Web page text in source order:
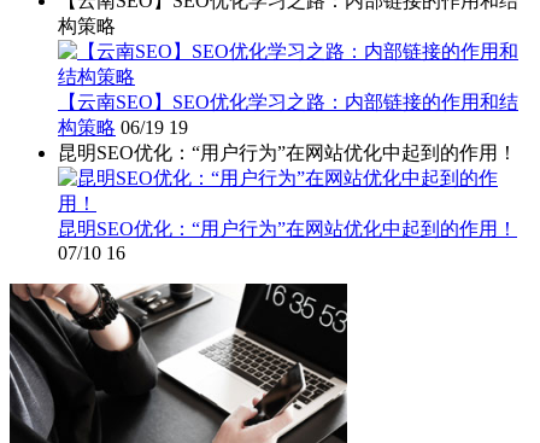
构策略
【云南SEO】SEO优化学习之路：内部链接的作用和结
构策略 06/19 19
昆明SEO优化：“用户行为”在网站优化中起到的作用！
昆明SEO优化：“用户行为”在网站优化中起到的作用！
07/10 16